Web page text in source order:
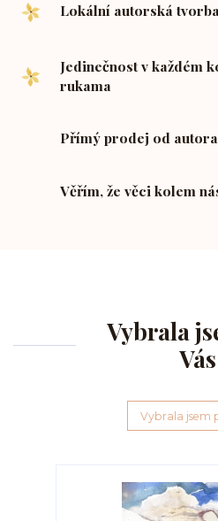
Lokální autorská
Jedinečnost v každém
rukama
Přímý prodej od autora
Věřím, že věci kolem
Vybrala
Vás
Vybrala jsem